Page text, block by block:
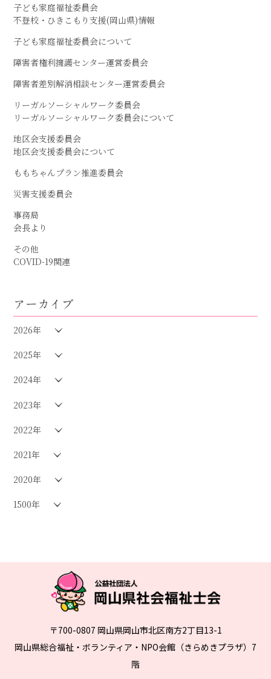
子ども家庭福祉委員会
不登校・ひきこもり支援(岡山県)情報
子ども家庭福祉委員会について
障害者権利擁護センター運営委員会
障害者差別解消相談センター運営委員会
リーガルソーシャルワーク委員会
リーガルソーシャルワーク委員会について
地区会支援委員会
地区会支援委員会について
ももちゃんプラン推進委員会
災害支援委員会
事務局
会長より
その他
COVID-19関連
アーカイブ
2026年
2025年
2024年
2023年
2022年
2021年
2020年
1500年
〒700-0807 岡山県岡山市北区南方2丁目13-1
岡山県総合福祉・ボランティア・NPO会館（きらめきプラザ）7
階